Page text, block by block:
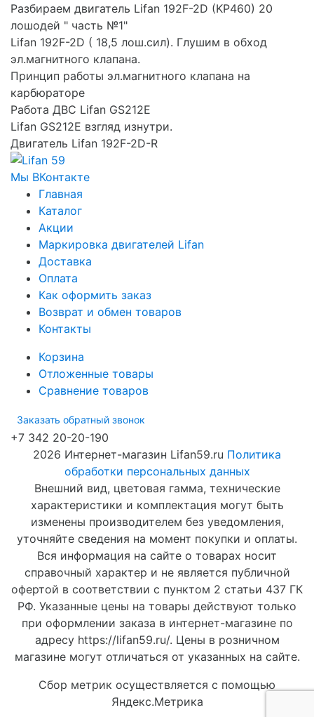
Разбираем двигатель Lifan 192F-2D (KP460) 20
лошодей " часть №1"
Lifan 192F-2D ( 18,5 лош.сил). Глушим в обход
эл.магнитного клапана.
Принцип работы эл.магнитного клапана на
карбюраторе
Работа ДВС Lifan GS212E
Lifan GS212E взгляд изнутри.
Двигатель Lifan 192F-2D-R
Мы ВКонтакте
Главная
Каталог
Акции
Маркировка двигателей Lifan
Доставка
Оплата
Как оформить заказ
Возврат и обмен товаров
Контакты
Корзина
Отложенные товары
Сравнение товаров
Заказать обратный звонок
+7 342 20-20-190
2026 Интернет-магазин Lifan59.ru Политика
обработки персональных данных
Внешний вид, цветовая гамма, технические
характеристики и комплектация могут быть
изменены производителем без уведомления,
уточняйте сведения на момент покупки и оплаты.
Вся информация на сайте о товарах носит
справочный характер и не является публичной
офертой в соответствии с пунктом 2 статьи 437 ГК
РФ. Указанные цены на товары действуют только
при оформлении заказа в интернет-магазине по
адресу https://lifan59.ru/. Цены в розничном
магазине могут отличаться от указанных на сайте.
Сбор метрик осуществляется с помощью
Яндекс.Метрика